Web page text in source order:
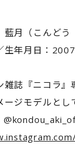
月（こんどう
生年月日：
誌『ニコラ』
ジモデルとし